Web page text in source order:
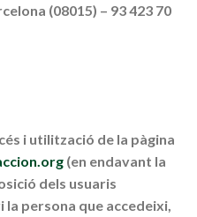
(08015) – 93 423 70
i utilització de la pàgina
(en endavant la
dels usuaris
la persona que accedeixi,